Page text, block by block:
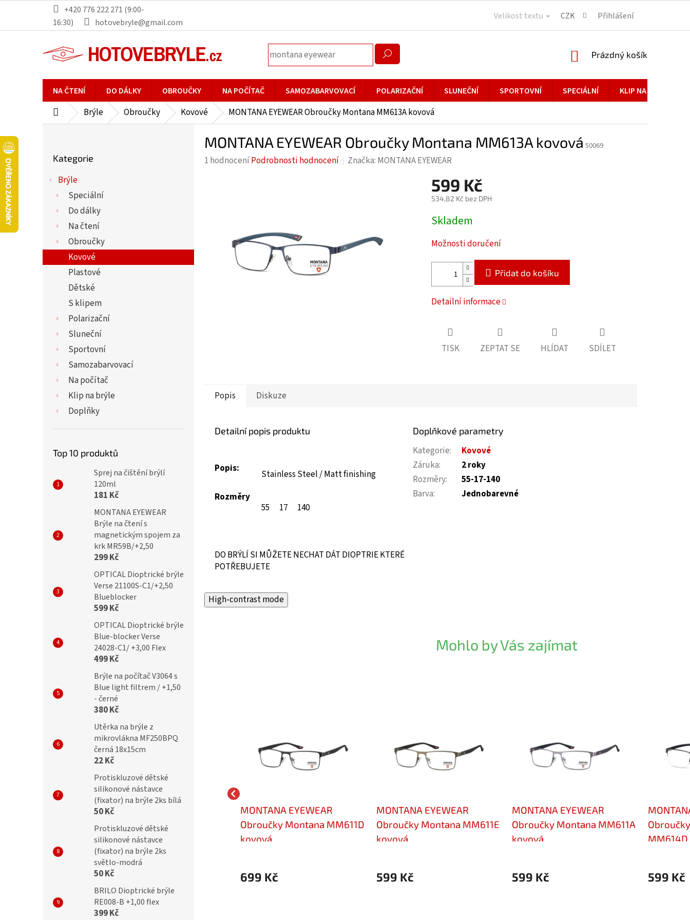
obsah
+420 776 222 271 (9:00-
16:30)
hotovebryle@gmail.com
Velikost textu CZK Přihlášení
NÁKUPNÍ
Prázdný košík
NA ČTENÍ DO DÁLKY OBROUČKY NA POČÍTAČ SAMOZABARVOVACÍ POLARIZAČNÍ SLUNEČNÍ SPORTOVNÍ SPECIÁLNÍ KLIP NA BRÝLE
DomůBrýle Obroučky Kovové MONTANA EYEWEAR Obroučky Montana MM613A kovová
kategorie
Kategorie
Brýle
Speciální
Do dálky
Na čtení
Obroučky
Kovové
Plastové
Dětské
S klipem
Polarizační
Sluneční
Sportovní
Samozabarvovací
Na počítač
Klip na brýle
Doplňky
Top 10 produktů
Sprej na čištění brýlí
120ml
181 Kč
MONTANA EYEWEAR
Brýle na čtení s
magnetickým spojem za
krk MR59B/+2,50
299 Kč
OPTICAL Dioptrické brýle
Verse 21100S-C1/+2,50
Blueblocker
599 Kč
OPTICAL Dioptrické brýle
Blue-blocker Verse
24028-C1/ +3,00 Flex
499 Kč
Brýle na počítač V3064 s
Blue light filtrem / +1,50
- černé
380 Kč
Utěrka na brýle z
mikrovlákna MF250BPQ
černá 18x15cm
22 Kč
Protiskluzové dětské
silikonové nástavce
(fixator) na brýle 2ks bílá
50 Kč
Protiskluzové dětské
silikonové nástavce
(fixator) na brýle 2ks
světlo-modrá
50 Kč
BRILO Dioptrické brýle
RE008-B +1,00 flex
399 Kč
MONTANA EYEWEAR Obroučky Montana MM613A kovová 50069
Průměrné
hvězdiček.
1 hodnoceníPodrobnosti hodnocení Značka: MONTANA EYEWEAR
599 Kč
534,82 Kč bez DPH
Měrná
cena:
Skladem
Možnosti doručení
Přidat do košíku
Detailní informace
TISK ZEPTAT SE HLÍDAT SDÍLET
Popis Diskuze
Detailní popis produktu
Popis:
Stainless Steel / Matt finishing
Rozměry
55
17 140
DO BRÝLÍ SI MŮŽETE NECHAT DÁT DIOPTRIE KTERÉ
POTŘEBUJETE
Doplňkové parametry
Kategorie:
Kovové
Záruka:
2 roky
Rozměry:
55-17-140
Barva: Jednobarevné
High-contrast mode
Mohlo by Vás zajímat
MONTANA EYEWEAR
Obroučky Montana MM594
kovová
699 Kč
MONTANA EYEWEAR
Obroučky Montana MM611D
kovová
699 Kč
MONTANA EYEWEAR
Obroučky Montana MM611E
kovová
599 Kč
MONTANA EYEWEAR
Obroučky Montana MM611A
kovová
599 Kč 599 Kč